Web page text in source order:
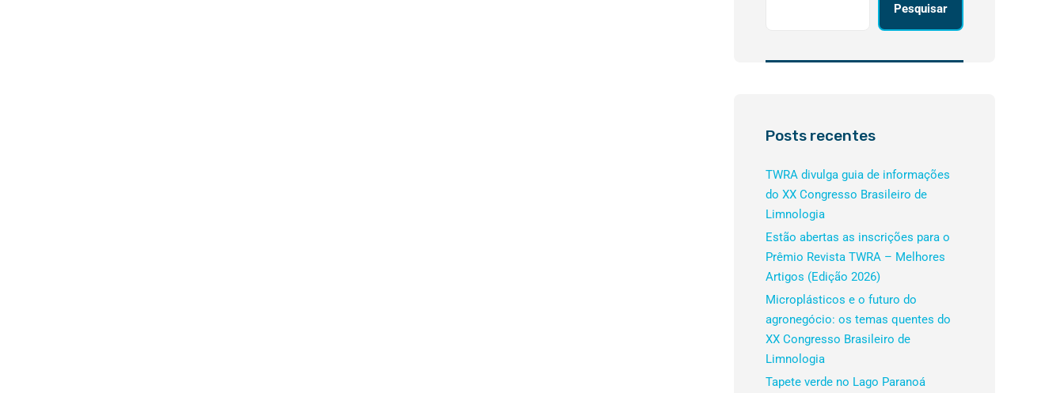
Pesquisar
Posts recentes
TWRA divulga guia de informações
do XX Congresso Brasileiro de
Limnologia
Estão abertas as inscrições para o
Prêmio Revista TWRA – Melhores
Artigos (Edição 2026)
Microplásticos e o futuro do
agronegócio: os temas quentes do
XX Congresso Brasileiro de
Limnologia
Tapete verde no Lago Paranoá